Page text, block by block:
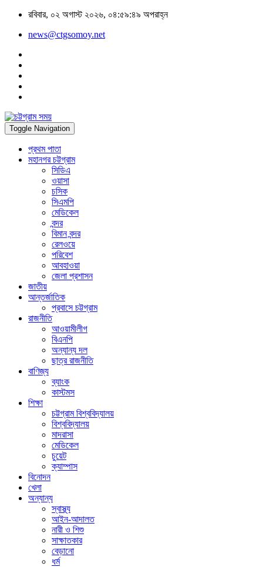
রবিবার, ০২ অগাস্ট ২০২৬, ০৪:৫৯:৪৯ অপরাহ্ন
news@ctgsomoy.net
Toggle Navigation
প্রথম পাতা
মহানগর চট্টগ্রাম
সিডিএ
ওয়াসা
চসিক
সিএমপি
মেডিকেল
বন্দর
বিমান বন্দর
রেলওয়ে
পরিবেশ
আবহাওয়া
জেলা প্রশাসন
জাতীয়
আন্তর্জাতিক
প্রবাসে চট্টগ্রাম
রাজনীতি
আওয়ামীলীগ
বিএনপি
অন্যান্য দল
ছাত্র রাজনীতি
বাণিজ্য
ব্যাংক
কাস্টমস
শিক্ষা
চট্টগ্রাম বিশ্ববিদ্যালয়
বিশ্ববিদ্যালয়
মাদরাসা
মেডিকেল
চুয়েট
ক্যাম্পাস
বিনোদন
খেলা
অন্যান্য
স্বাস্থ্য
আইন-আদালত
নারী ও শিশু
সাক্ষাতকার
বেড়ানো
ধর্ম